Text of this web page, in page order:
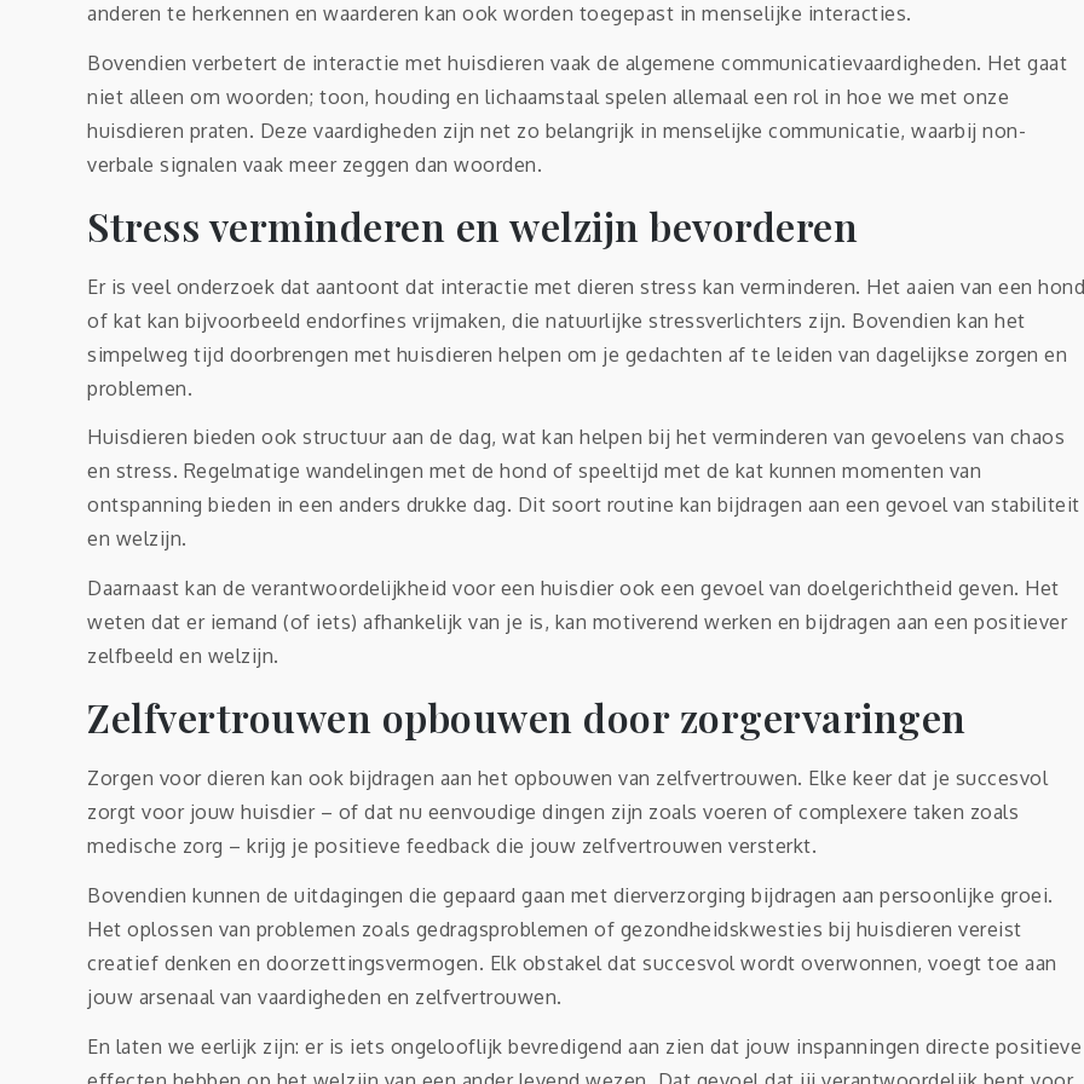
anderen te herkennen en waarderen kan ook worden toegepast in menselijke interacties.
Bovendien verbetert de interactie met huisdieren vaak de algemene communicatievaardigheden. Het gaat
niet alleen om woorden; toon, houding en lichaamstaal spelen allemaal een rol in hoe we met onze
huisdieren praten. Deze vaardigheden zijn net zo belangrijk in menselijke communicatie, waarbij non-
verbale signalen vaak meer zeggen dan woorden.
Stress verminderen en welzijn bevorderen
Er is veel onderzoek dat aantoont dat interactie met dieren stress kan verminderen. Het aaien van een hond
of kat kan bijvoorbeeld endorfines vrijmaken, die natuurlijke stressverlichters zijn. Bovendien kan het
simpelweg tijd doorbrengen met huisdieren helpen om je gedachten af te leiden van dagelijkse zorgen en
problemen.
Huisdieren bieden ook structuur aan de dag, wat kan helpen bij het verminderen van gevoelens van chaos
en stress. Regelmatige wandelingen met de hond of speeltijd met de kat kunnen momenten van
ontspanning bieden in een anders drukke dag. Dit soort routine kan bijdragen aan een gevoel van stabiliteit
en welzijn.
Daarnaast kan de verantwoordelijkheid voor een huisdier ook een gevoel van doelgerichtheid geven. Het
weten dat er iemand (of iets) afhankelijk van je is, kan motiverend werken en bijdragen aan een positiever
zelfbeeld en welzijn.
Zelfvertrouwen opbouwen door zorgervaringen
Zorgen voor dieren kan ook bijdragen aan het opbouwen van zelfvertrouwen. Elke keer dat je succesvol
zorgt voor jouw huisdier – of dat nu eenvoudige dingen zijn zoals voeren of complexere taken zoals
medische zorg – krijg je positieve feedback die jouw zelfvertrouwen versterkt.
Bovendien kunnen de uitdagingen die gepaard gaan met dierverzorging bijdragen aan persoonlijke groei.
Het oplossen van problemen zoals gedragsproblemen of gezondheidskwesties bij huisdieren vereist
creatief denken en doorzettingsvermogen. Elk obstakel dat succesvol wordt overwonnen, voegt toe aan
jouw arsenaal van vaardigheden en zelfvertrouwen.
En laten we eerlijk zijn: er is iets ongelooflijk bevredigend aan zien dat jouw inspanningen directe positieve